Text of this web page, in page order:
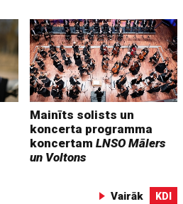
Mainīts solists un
koncerta programma
koncertamLNSO Mālers
un Voltons
Vairāk KDI